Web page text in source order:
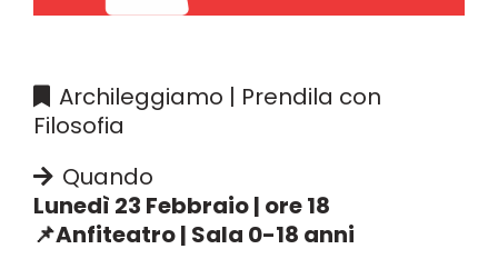
Archileggiamo | Prendila con
Filosofia
Quando
Lunedì 23 Febbraio | ore 18
📌Anfiteatro | Sala 0-18 anni